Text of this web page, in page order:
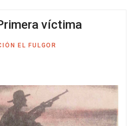
víctima
EL FULGOR